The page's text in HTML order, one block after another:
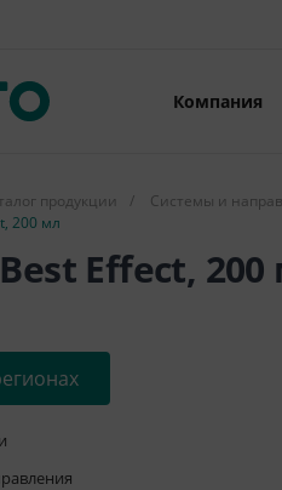
Компания
продукции / Системы и
200 мл
Effect, 200